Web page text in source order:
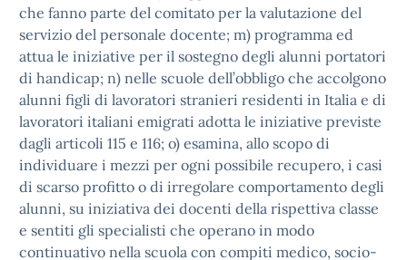
che fanno parte del comitato per la valutazione del
servizio del personale docente; m) programma ed
attua le iniziative per il sostegno degli alunni portatori
di handicap; n) nelle scuole dell’obbligo che accolgono
alunni figli di lavoratori stranieri residenti in Italia e di
lavoratori italiani emigrati adotta le iniziative previste
dagli articoli 115 e 116; o) esamina, allo scopo di
individuare i mezzi per ogni possibile recupero, i casi
di scarso profitto o di irregolare comportamento degli
alunni, su iniziativa dei docenti della rispettiva classe
e sentiti gli specialisti che operano in modo
continuativo nella scuola con compiti medico, socio-